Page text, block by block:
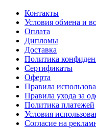
Контакты
Условия обмена и
Оплата
Дипломы
Доставка
Политика
Сертификаты
Оферта
Правила
Правила ухода за
Политика платежей
Условия
Согласие на